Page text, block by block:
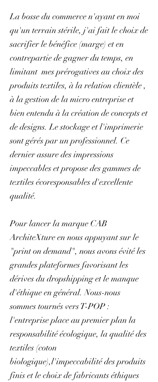
La bosse du commerce n'ayant en moi
qu'un terrain stérile, j'ai fait le choix de
sacrifier le bénéfice (marge) et en
contrepartie de gagner du temps, en
limitant mes prérogatives au choix des
produits textiles, à la relation clientèle ,
à la gestion de la micro entreprise et
bien entendu à la création de concepts et
de designs. Le stockage et l'imprimerie
sont gérés par un professionnel. Ce
dernier assure des impressions
impeccables et propose des gammes de
textiles écoresponsables d'excellente
qualité.
Pour lancer la marque CAB
ArchiteXture en nous appuyant sur le
"print on demand", nous avons évité les
grandes plateformes favorisant les
dérives du dropshipping et le manque
d'éthique en général. Nous-nous
sommes tournés vers T-POP :
l'entreprise place au premier plan la
responsabilité écologique, la qualité des
textiles (coton
biologique),l'impeccabilité des produits
finis et le choix de fabricants éthiques